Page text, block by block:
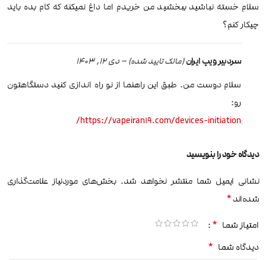
سلام خسته نباشید ببخشید من خریدم اما داغ نمیکنه ‌که کام بده باید
چیکار کنم؟
سردبیر ویپ ایران(مالک تایید شده) – دی 12, 1403
سلام دوست من. طبق این راهنما از نو راه اندازی کنید دستگاهتون
رو:
https://vapeiran19.com/devices-initiation/
دیدگاه خود را بنویسید
نشانی ایمیل شما منتشر نخواهد شد. بخش‌های موردنیاز علامت‌گذاری
شده‌اند*
امتیاز شما *
دیدگاه شما *